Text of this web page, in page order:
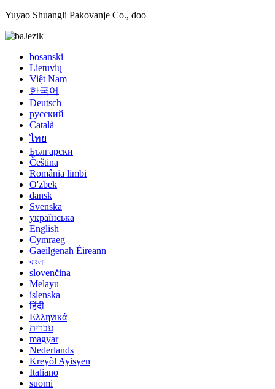
Yuyao Shuangli Pakovanje Co., doo
Jezik
bosanski
Lietuvių
Việt Nam
한국어
Deutsch
русский
Català
ไทย
Български
Čeština
România limbi
O'zbek
dansk
Svenska
українська
English
Cymraeg
Gaeilgenah Éireann
বাংলা
slovenčina
Melayu
íslenska
हिंदी
Ελληνικά
עברית
magyar
Nederlands
Kreyòl Ayisyen
Italiano
suomi